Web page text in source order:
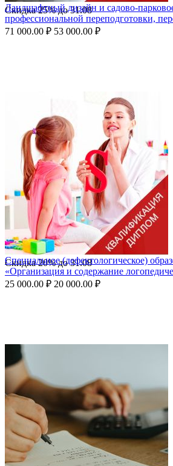
Скидка25%до31.08
Ландшафтный дизайн и садово-
профессиональной переподготовки,
71 000.00 ₽ 53 000.00 ₽
Скидка20%до31.08
Специальное (дефектологическое)
«Организация и содержание
25 000.00 ₽ 20 000.00 ₽